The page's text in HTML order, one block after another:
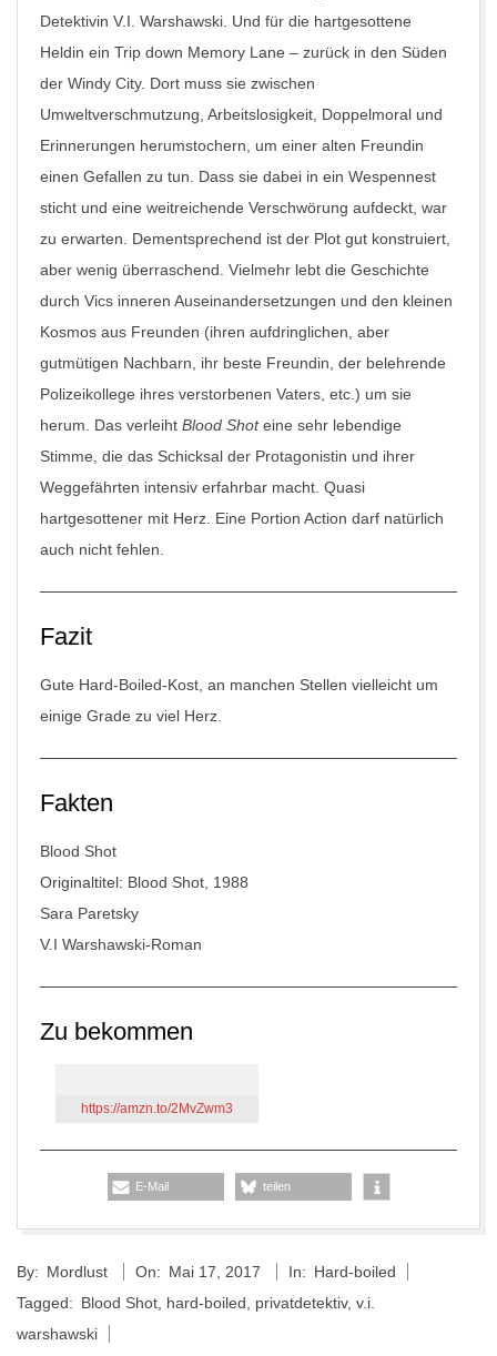
Detektivin V.I. Warshawski. Und für die hartgesottene
Heldin ein Trip down Memory Lane – zurück in den Süden
der Windy City. Dort muss sie zwischen
Umweltverschmutzung, Arbeitslosigkeit, Doppelmoral und
Erinnerungen herumstochern, um einer alten Freundin
einen Gefallen zu tun. Dass sie dabei in ein Wespennest
sticht und eine weitreichende Verschwörung aufdeckt, war
zu erwarten. Dementsprechend ist der Plot gut konstruiert,
aber wenig überraschend. Vielmehr lebt die Geschichte
durch Vics inneren Auseinandersetzungen und den kleinen
Kosmos aus Freunden (ihren aufdringlichen, aber
gutmütigen Nachbarn, ihr beste Freundin, der belehrende
Polizeikollege ihres verstorbenen Vaters, etc.) um sie
herum. Das verleiht Blood Shoteine sehr lebendige
Stimme, die das Schicksal der Protagonistin und ihrer
Weggefährten intensiv erfahrbar macht. Quasi
hartgesottener mit Herz. Eine Portion Action darf natürlich
auch nicht fehlen.
Fazit
Gute Hard-Boiled-Kost, an manchen Stellen vielleicht um
einige Grade zu viel Herz.
Fakten
Blood Shot
Originaltitel: Blood Shot, 1988
Sara Paretsky
V.I Warshawski-Roman
Zu bekommen
https://amzn.to/2MvZwm3
E-Mail teilen
05-
17
By: Mordlust On: Mai 17, 2017 In: Hard-boiled
Tagged: Blood Shot hard-boiled privatdetektiv, v.i.
warshawski